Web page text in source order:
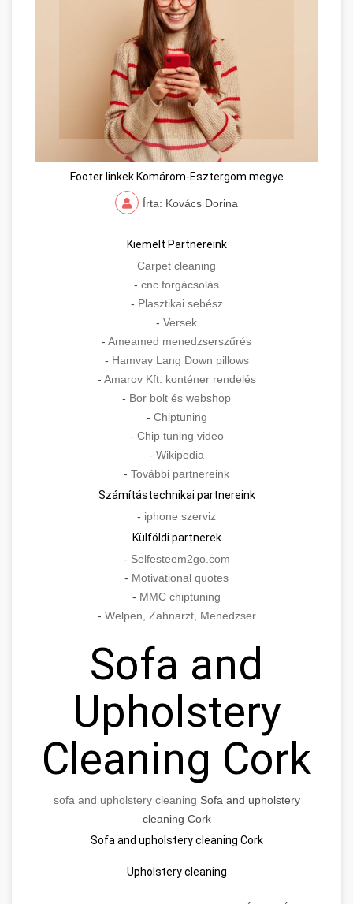
Footer linkek Komárom-Esztergom megye
Írta: Kovács Dorina
Kiemelt Partnereink
Carpet cleaning
- cnc forgácsolás
- Plasztikai sebész
- Versek
- Ameamed menedzserszűrés
- Hamvay Lang Down pillows
- Amarov Kft. konténer rendelés
- Bor bolt és webshop
- Chiptuning
- Chip tuning video
- Wikipedia
- További partnereink
Számítástechnikai partnereink
- iphone szerviz
Külföldi partnerek
- Selfesteem2go.com
- Motivational quotes
- MMC chiptuning
- Welpen, Zahnarzt, Menedzser
Sofa and
Upholstery
Cleaning Cork
sofa and upholstery cleaning Sofa and upholstery
cleaning Cork
Sofa and upholstery cleaning Cork
Upholstery cleaning